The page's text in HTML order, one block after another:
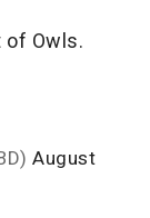
Owls.
August